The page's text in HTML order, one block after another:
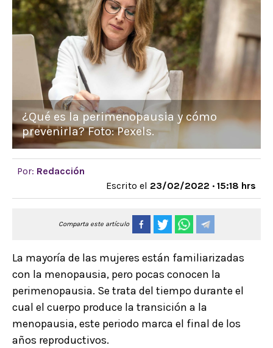
¿Qué es la perimenopausia y cómo
prevenirla? Foto: Pexels.
Por: Redacción
Escrito el 23/02/2022 · 15:18 hrs
Comparta este artículo
La mayoría de las mujeres están familiarizadas
con la menopausia, pero pocas conocen la
perimenopausia. Se trata del tiempo durante el
cual el cuerpo produce la transición a la
menopausia, este periodo marca el final de los
años reproductivos.